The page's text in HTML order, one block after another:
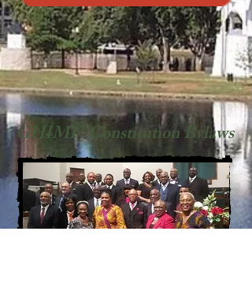
GHIMF Constitution Bylaws